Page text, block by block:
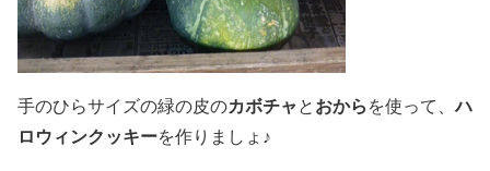
手のひらサイズの緑の皮のカボチャとおからを使って、ハ
ロウィンクッキーを作りましょ♪